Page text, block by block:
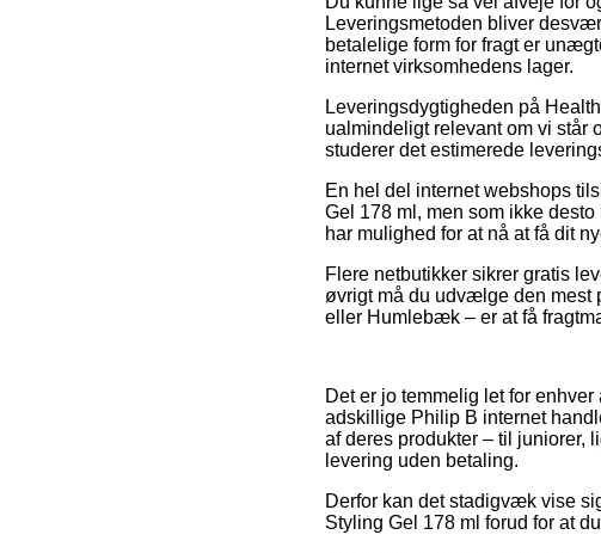
Leveringsmetoden bliver
betalelige form for fragt er
internet virksomhedens lager.
Leveringsdygtigheden på
ualmindeligt relevant om vi står
studerer det estimerede
En hel del internet webshops
Gel 178 ml, men som ikke
har mulighed for at nå at få dit
Flere netbutikker sikrer gratis
øvrigt må du udvælge den mest
eller Humlebæk – er at få
Det er jo temmelig let for
adskillige Philip B internet
af deres produkter – til juniorer,
levering uden betaling.
Derfor kan det stadigvæk vise
Styling Gel 178 ml forud for at